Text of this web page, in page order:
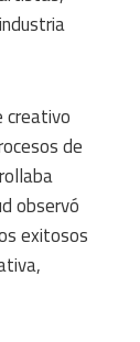
creativo
de
observó
exitosos